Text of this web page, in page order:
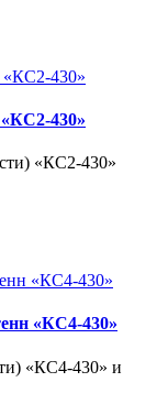
430»
«КС2-430»
«КС4-430»
«КС4-430» и